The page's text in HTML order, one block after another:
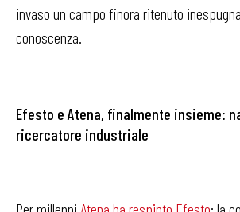
invaso un campo finora ritenuto
conoscenza.
Efesto e Atena, finalmente insieme:
ricercatore industriale